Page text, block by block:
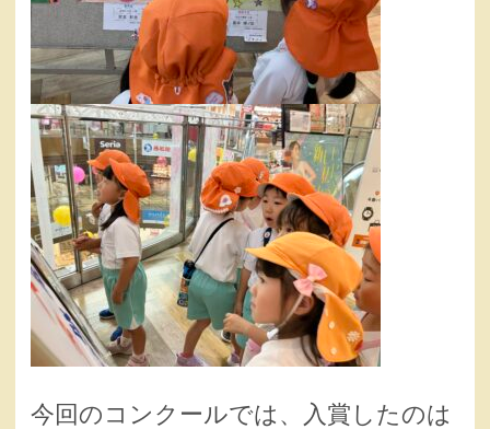
今回のコンクールでは、入賞したのは